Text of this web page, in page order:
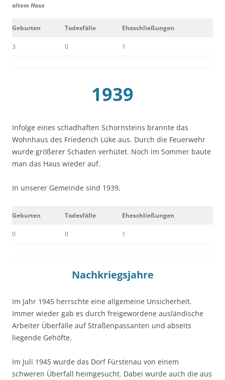
altem Haus
Geburten Todesfälle Eheschließungen
3 0 1
1939
Infolge eines schadhaften Schornsteins brannte das
Wohnhaus des Friederich Lüke aus. Durch die Feuerwehr
wurde größerer Schaden verhütet. Noch im Sommer baute
man das Haus wieder auf.
In unserer Gemeinde sind 1939,
Geburten Todesfälle Eheschließungen
0 0 1
Nachkriegsjahre
Im Jahr 1945 herrschte eine allgemeine Unsicherheit.
Immer wieder gab es durch freigewordene ausländische
Arbeiter Überfälle auf Straßenpassanten und abseits
liegende Gehöfte.
Im Juli 1945 wurde das Dorf Fürstenau von einem
schweren Überfall heimgesucht. Dabei wurde auch die aus